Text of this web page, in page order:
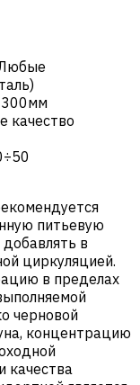
300мм
качество
питьевую
в
циркуляцией.
в пределах
черновой
концентрацию
качества